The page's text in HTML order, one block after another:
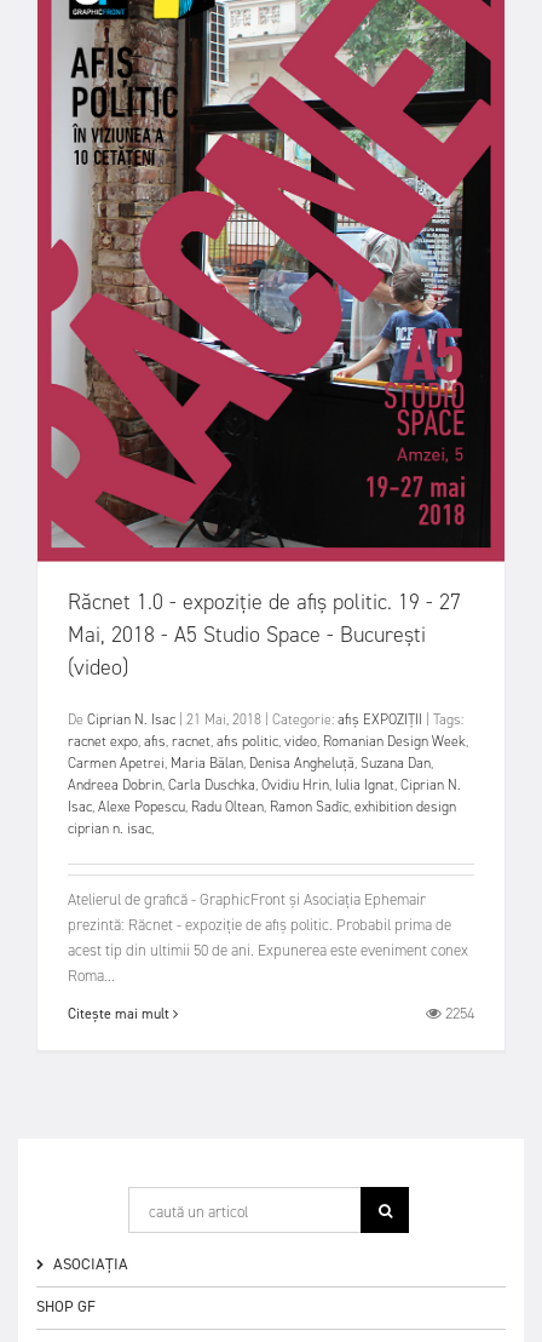
Răcnet 1.0 - expoziție de afiș politic. 19 - 27
Mai, 2018 - A5 Studio Space - București
(video)
De Ciprian N. Isac 21 Mai, 2018 Categorie:afiș EXPOZIȚII
Tags:
racnet expo,afis,racnet,afis politic,video, Romanian Design Week,
Carmen Apetrei, Maria Bălan, Denisa Angheluță,Suzana Dan,
Andreea Dobrin,Carla Duschka,Ovidiu Hrin, Iulia Ignat,Ciprian N.
Isac,Alexe Popescu, Radu Oltean, Ramon Sadîc,exhibition design
ciprian n. isac,
Atelierul de grafică - GraphicFront și Asociația Ephemair
prezintă: Răcnet - expoziție de afiș politic. Probabil prima de
acest tip din ultimii 50 de ani. Expunerea este eveniment conex
Roma...
Citește mai mult 2254
ASOCIAȚIA
SHOP GF